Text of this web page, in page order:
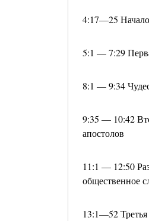
4:17—25
5:1 — 7:29
8:1 — 9:34
9:35 — 10:42
апостолов
11:1 — 12:50
общественное
13:1—52 Третья